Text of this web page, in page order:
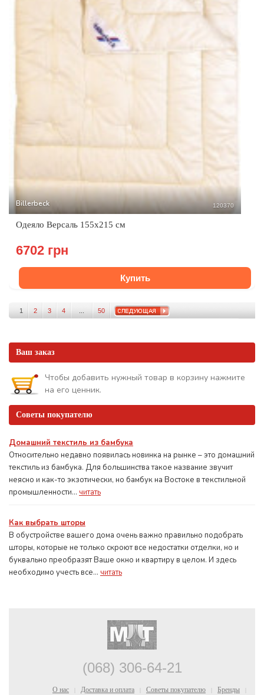
Billerbeck 120370
Одеяло Версаль 155x215 см
6702 грн
Купить
1 2 3 4 50
Ваш заказ
Чтобы добавить нужный товар в корзину нажмите
на его ценник.
Советы покупателю
Домашний текстиль из бамбука
Относительно недавно появилась новинка на рынке – это домашний
текстиль из бамбука. Для большинства такое название звучит
неясно и как-то экзотически, но бамбук на Востоке в текстильной
промышленности... читать
Как выбрать шторы
В обустройстве вашего дома очень важно правильно подобрать
шторы, которые не только скроют все недостатки отделки, но и
буквально преобразят Ваше окно и квартиру в целом. И здесь
необходимо учесть все... читать
(068) 306-64-21
О нас Доставка и оплата Советы покупателю Бренды